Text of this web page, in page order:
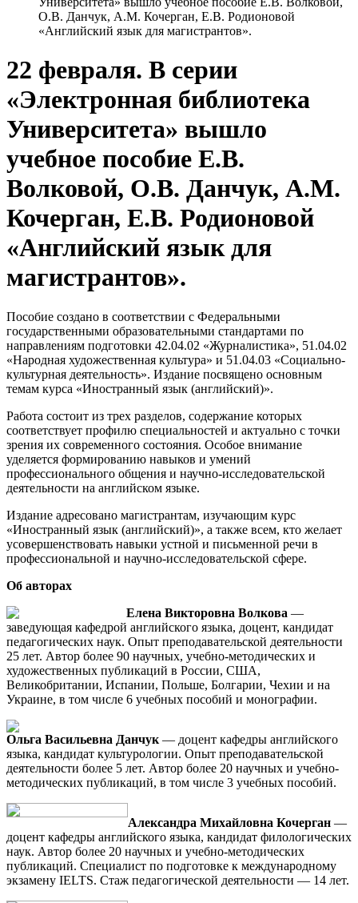
О.В. Данчук, А.М. Кочерган, Е.В. Родионовой
«Английский язык для магистрантов».
22 февраля. В серии
«Электронная библиотека
Университета» вышло
учебное пособие Е.В.
Волковой, О.В. Данчук, А.М.
Кочерган, Е.В. Родионовой
«Английский язык для
магистрантов».
Пособие создано в соответствии с Федеральными
государственными образовательными стандартами по
направлениям подготовки 42.04.02 «Журналистика», 51.04.02
«Народная художественная культура» и 51.04.03 «Социально-
культурная деятельность». Издание посвящено основным
темам курса «Иностранный язык (английский)».
Работа состоит из трех разделов, содержание которых
соответствует профилю специальностей и актуально с точки
зрения их современного состояния. Особое внимание
уделяется формированию навыков и умений
профессионального общения и научно-исследовательской
деятельности на английском языке.
Издание адресовано магистрантам, изучающим курс
«Иностранный язык (английский)», а также всем, кто желает
усовершенствовать навыки устной и письменной речи в
профессиональной и научно-исследовательской сфере.
Об авторах
Елена Викторовна Волкова —
заведующая кафедрой английского языка, доцент, кандидат
педагогических наук. Опыт преподавательской деятельности
25 лет. Автор более 90 научных, учебно-методических и
художественных публикаций в России, США,
Великобритании, Испании, Польше, Болгарии, Чехии и на
Украине, в том числе 6 учебных пособий и монографии.
Ольга Васильевна Данчук — доцент кафедры английского
языка, кандидат культурологии. Опыт преподавательской
деятельности более 5 лет. Автор более 20 научных и учебно-
методических публикаций, в том числе 3 учебных пособий.
Александра Михайловна Кочерган —
доцент кафедры английского языка, кандидат филологических
наук. Автор более 20 научных и учебно-методических
публикаций. Специалист по подготовке к международному
экзамену IELTS. Стаж педагогической деятельности — 14 лет.